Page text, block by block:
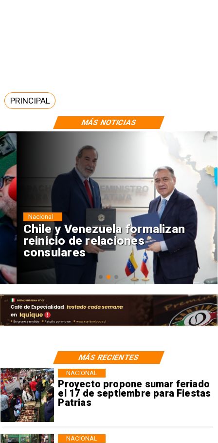
MÁS NOTICIAS
PRINCIPAL
Chile y Venezuela formalizan
reinicio de relaciones
consulares
Nacional
Proyecto propone sumar feriado
el 17 de septiembre para Fiestas
Patrias
NACIONAL
NACIONAL
MÁS RECIENTES